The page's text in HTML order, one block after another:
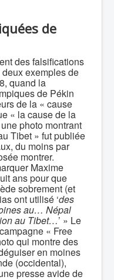
de
des falsifications
exemples de
quand la
de Pékin
de la « cause
« la cause de la
photo montrant
Tibet » fut publiée
du moins par
montrer.
Maxime
ans pour que
sobrement (et
ont utilisé ‘des
au… Népal
au Tibet…’ » Le
« Free
qui montre des
en moines
(occidental),
presse avide de